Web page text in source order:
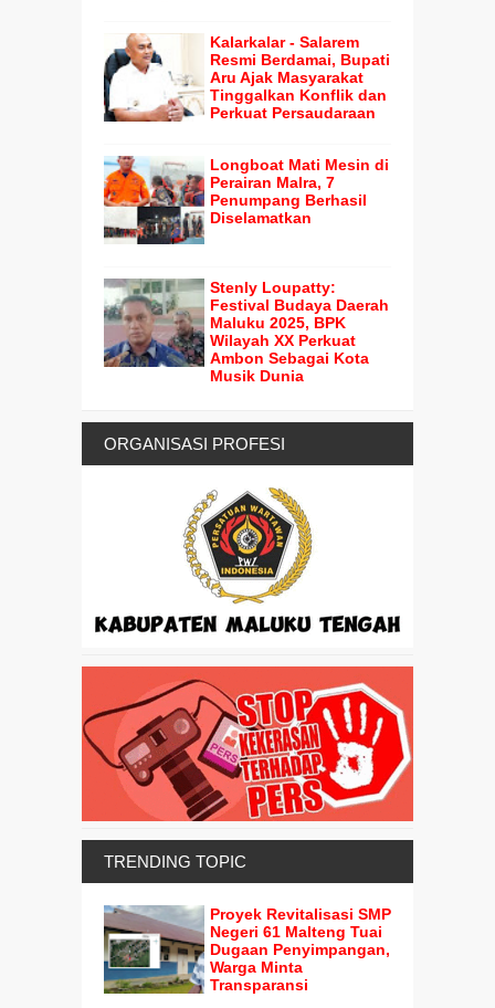
Kalarkalar - Salarem
Resmi Berdamai, Bupati
Aru Ajak Masyarakat
Tinggalkan Konflik dan
Perkuat Persaudaraan
Longboat Mati Mesin di
Perairan Malra, 7
Penumpang Berhasil
Diselamatkan
Stenly Loupatty:
Festival Budaya Daerah
Maluku 2025, BPK
Wilayah XX Perkuat
Ambon Sebagai Kota
Musik Dunia
ORGANISASI PROFESI
TRENDING TOPIC
Proyek Revitalisasi SMP
Negeri 61 Malteng Tuai
Dugaan Penyimpangan,
Warga Minta
Transparansi